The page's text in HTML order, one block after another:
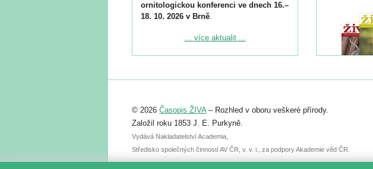
ornitologickou konferenci ve dnech 16.–
18. 10. 2026 v Brně.
Podrobnější informace ke konferenci
Registrovat se můžete do 6. září.
abstraktu přihlášené přednášky nebo
posteru je už 30. června.
... více aktualit ...
© 2026 Časopis ŽIVA– Rozhled v oboru veškeré přírody.
Založil roku 1853 J. E. Purkyně.
Vydává Nakladatelství Academia,
Středisko společných činností AV ČR, v. v. i., za podpory Akademie věd ČR.